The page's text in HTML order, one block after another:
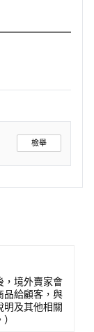
檢舉
，境外賣家會
品給顧客，與
明及其他相關